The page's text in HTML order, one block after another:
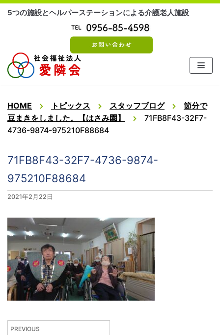
コ
ツ
に
ス
ッ
プ
5つの施設とヘルパーステーションによる介護老人施設
HOME トピックス スタッフブログ
節分で
豆まきをしました。【はさみ園】
71FB8F43-32F7-
4736-9874-975210F88684
71FB8F43-32F7-4736-9874-
975210F88684
2021年2月22日
PREVIOUS